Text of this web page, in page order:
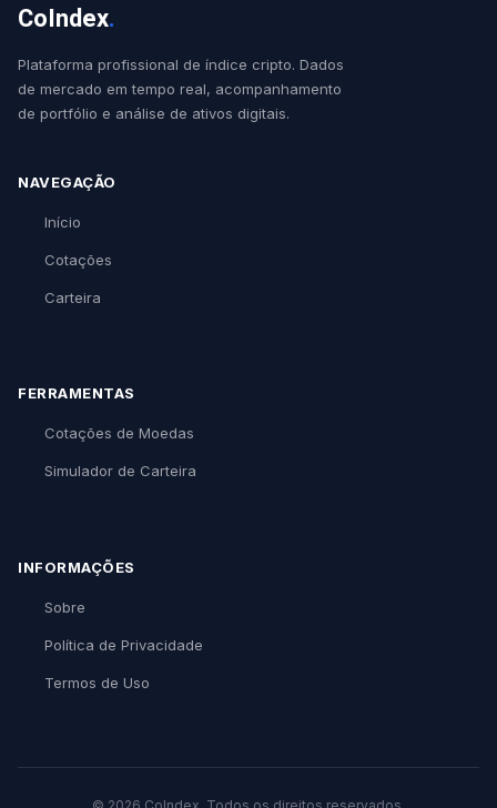
CoIndex.
Plataforma profissional de índice cripto. Dados
de mercado em tempo real, acompanhamento
de portfólio e análise de ativos digitais.
NAVEGAÇÃO
Início
Cotações
Carteira
FERRAMENTAS
Cotações de Moedas
Simulador de Carteira
INFORMAÇÕES
Sobre
Política de Privacidade
Termos de Uso